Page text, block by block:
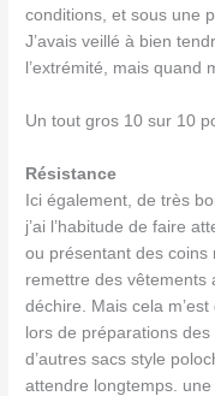
conditions, et sous une
J’avais veillé à bien
l’extrémité, mais quand
Un tout gros 10 sur 10
Résistance
Ici également, de très
j’ai l’habitude de faire
ou présentant des coins
remettre des vêtements
déchire. Mais cela
lors de préparations
d’autres sacs style
attendre longtemps. une